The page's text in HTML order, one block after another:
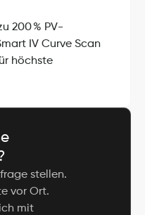
200 % PV-
IV Curve Scan
höchste
stellen.
vor Ort.
mit